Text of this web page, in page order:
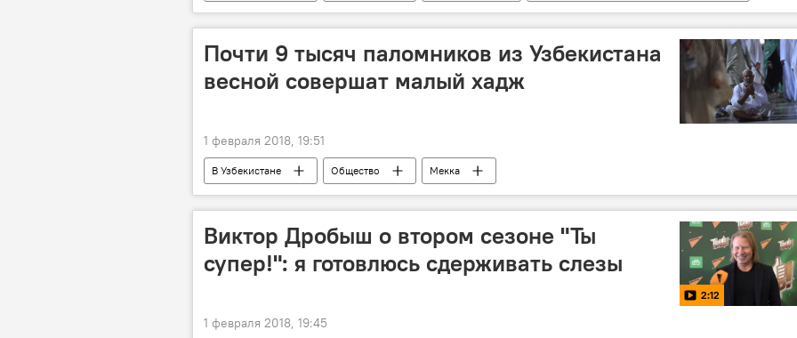
нотариус
госпошлина
Почти 9 тысяч паломников из Узбекистана
весной совершат малый хадж
1 февраля 2018, 19:51
В Узбекистане Общество
Мекка
Комитет по делам религии при правительстве Узбекистана
Виктор Дробыш о втором сезоне "Ты
супер!": я готовлюсь сдерживать слезы
2:12
1 февраля 2018, 19:45